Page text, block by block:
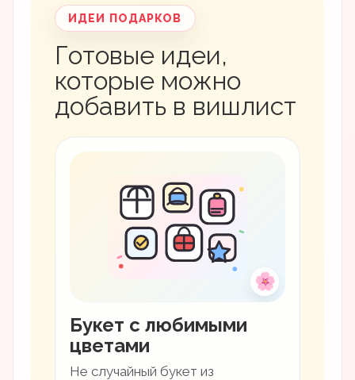
ИДЕИ ПОДАРКОВ
Готовые идеи,
которые можно
добавить в вишлист
🌸
Букет с любимыми
цветами
Не случайный букет из